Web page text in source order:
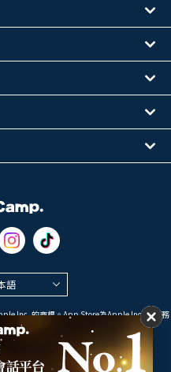
語
Inc. 的商標。App Store為Apple Inc. 的服務
LLC 的商標。